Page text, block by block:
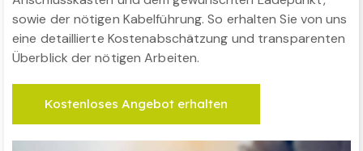
sowie der nötigen Kabelführung. So erhalten Sie von uns
eine detaillierte Kostenabschätzung und transparenten
Überblick der nötigen Arbeiten.
Kostenloses Angebot erhalten